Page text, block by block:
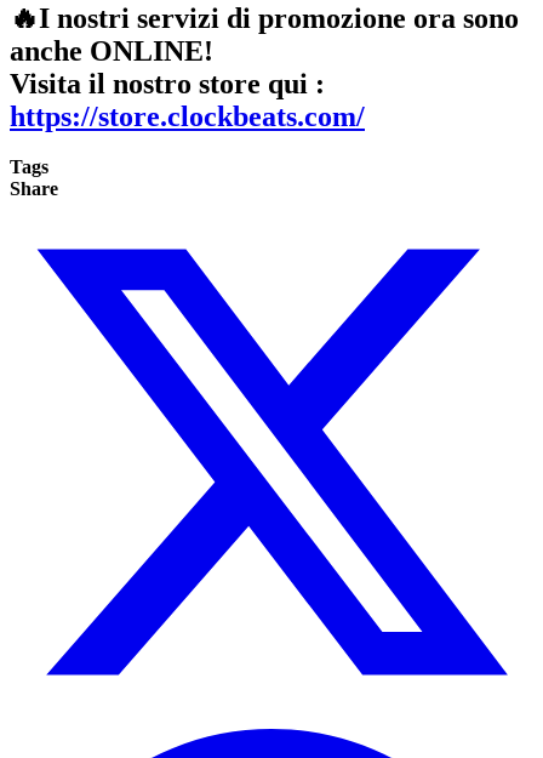
🔥I nostri servizi di promozione ora sono
anche ONLINE!
Visita il nostro store qui :
https://store.clockbeats.com/
Tags
Share